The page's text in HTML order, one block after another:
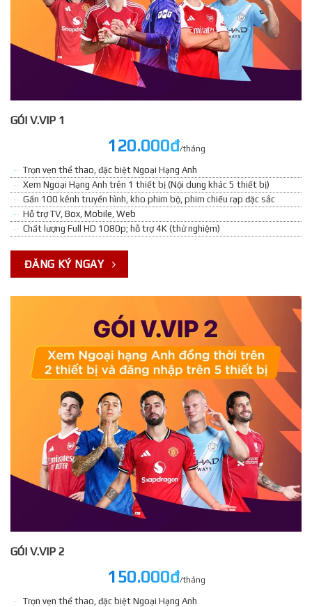
GÓI V.VIP 1
120.000đ/tháng
Trọn vẹn thể thao, đặc biệt Ngoại Hạng Anh
Xem Ngoại Hạng Anh trên 1 thiết bị (Nội dung khác 5 thiết bị)
Gần 100 kênh truyền hình, kho phim bộ, phim chiếu rạp đặc sắc
Hỗ trợ TV, Box, Mobile, Web
Chất lượng Full HD 1080p; hỗ trợ 4K (thử nghiệm)
ĐĂNG KÝ NGAY
GÓI V.VIP 2
150.000đ/tháng
Trọn vẹn thể thao, đặc biệt Ngoại Hạng Anh